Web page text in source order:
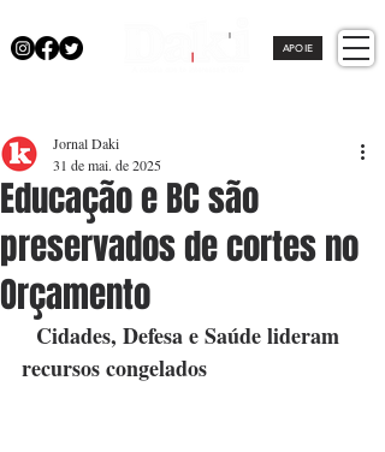
APOIE
Educação e BC são
preservados de cortes no
Orçamento
Jornal Daki
31 de mai. de 2025
Cidades, Defesa e Saúde lideram
recursos congelados